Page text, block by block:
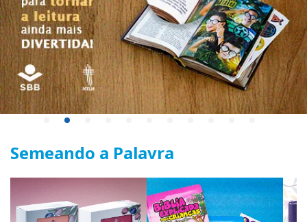
Semeando a Palavra